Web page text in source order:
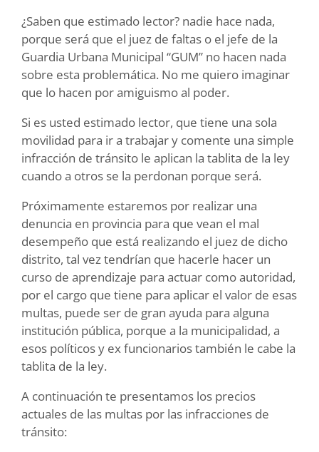
¿Saben que estimado lector? nadie hace nada,
porque será que el juez de faltas o el jefe de la
Guardia Urbana Municipal “GUM” no hacen nada
sobre esta problemática. No me quiero imaginar
que lo hacen por amiguismo al poder.
Si es usted estimado lector, que tiene una sola
movilidad para ir a trabajar y comente una simple
infracción de tránsito le aplican la tablita de la ley
cuando a otros se la perdonan porque será.
Próximamente estaremos por realizar una
denuncia en provincia para que vean el mal
desempeño que está realizando el juez de dicho
distrito, tal vez tendrían que hacerle hacer un
curso de aprendizaje para actuar como autoridad,
por el cargo que tiene para aplicar el valor de esas
multas, puede ser de gran ayuda para alguna
institución pública, porque a la municipalidad, a
esos políticos y ex funcionarios también le cabe la
tablita de la ley.
A continuación te presentamos los precios
actuales de las multas por las infracciones de
tránsito: